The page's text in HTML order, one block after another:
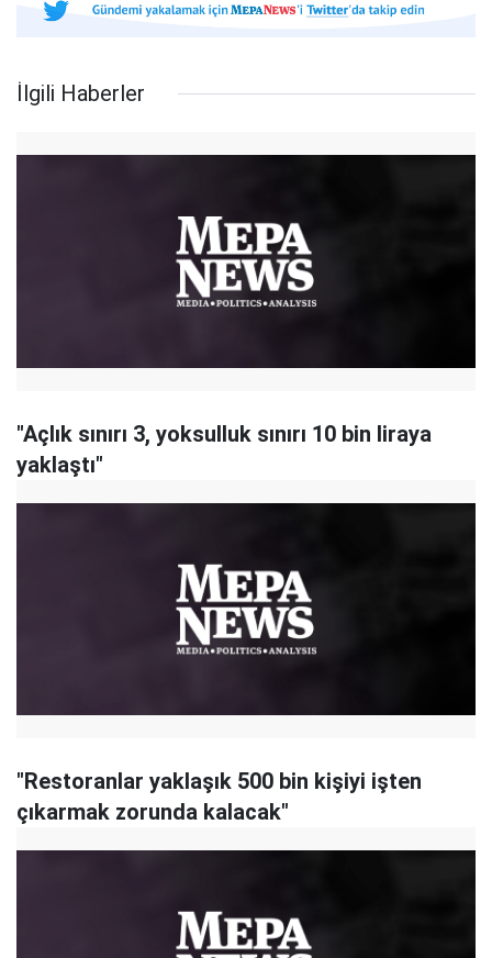
İlgili Haberler
"Açlık sınırı 3, yoksulluk sınırı 10 bin liraya
yaklaştı"
"Restoranlar yaklaşık 500 bin kişiyi işten
çıkarmak zorunda kalacak"